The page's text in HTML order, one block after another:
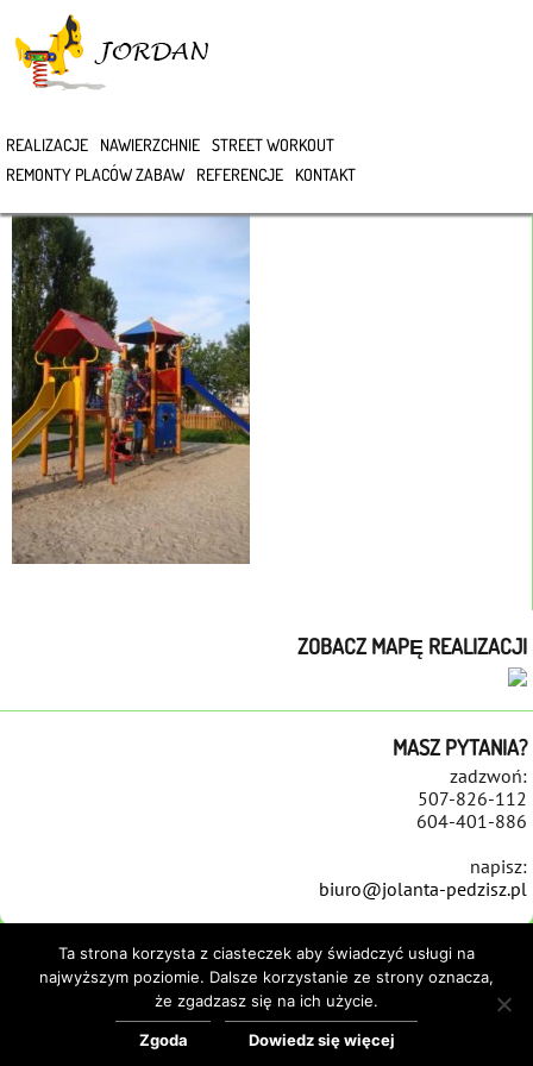
REALIZACJE NAWIERZCHNIE STREET WORKOUT
REMONTY PLACÓW ZABAW
REFERENCJE KONTAKT
DSC05298
ZOBACZ MAPĘ REALIZACJI
MASZ PYTANIA?
zadzwoń:
507-826-112
604-401-886
napisz:
biuro@jolanta-pedzisz.pl
REALIZACJE NAWIERZCHNIE
REMONTY PLACÓW ZABAW
KONTAKT POLITYKA COOKIES
Ta strona korzysta z ciasteczek aby świadczyć usługi na
najwyższym poziomie. Dalsze korzystanie ze strony oznacza,
że zgadzasz się na ich użycie.
Zgoda Dowiedz się więcej